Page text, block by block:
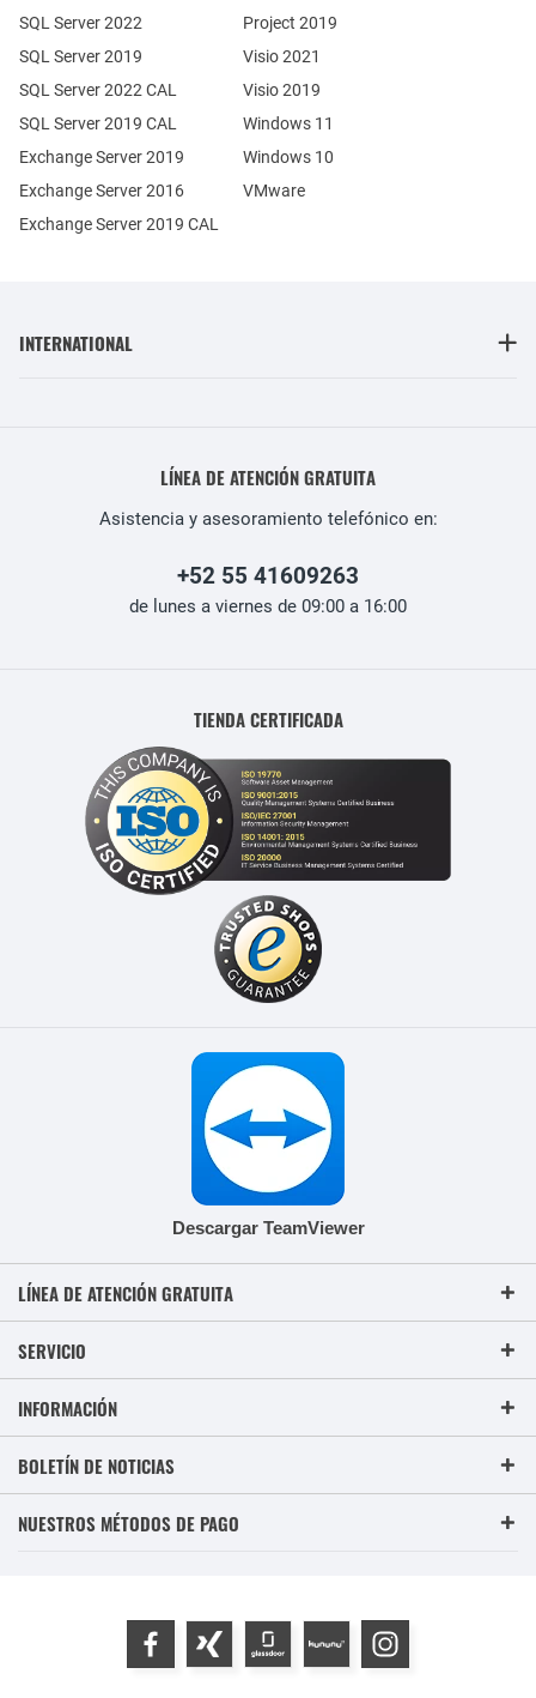
Exchange Server 2019
Exchange Server 2016
SQL Server 2022
SQL Server 2019
SQL Server 2022 CAL
SQL Server 2019 CAL
Exchange Server 2019 CAL
Project 2019
Visio 2021
Visio 2019
Windows 11
Windows 10
VMware
INTERNATIONAL
LÍNEA DE ATENCIÓN GRATUITA
Asistencia y asesoramiento telefónico en:
+52 55 41609263
de lunes a viernes de 09:00 a 16:00
TIENDA CERTIFICADA
Descargar TeamViewer
LÍNEA DE ATENCIÓN GRATUITA
SERVICIO
INFORMACIÓN
BOLETÍN DE NOTICIAS
NUESTROS MÉTODOS DE PAGO